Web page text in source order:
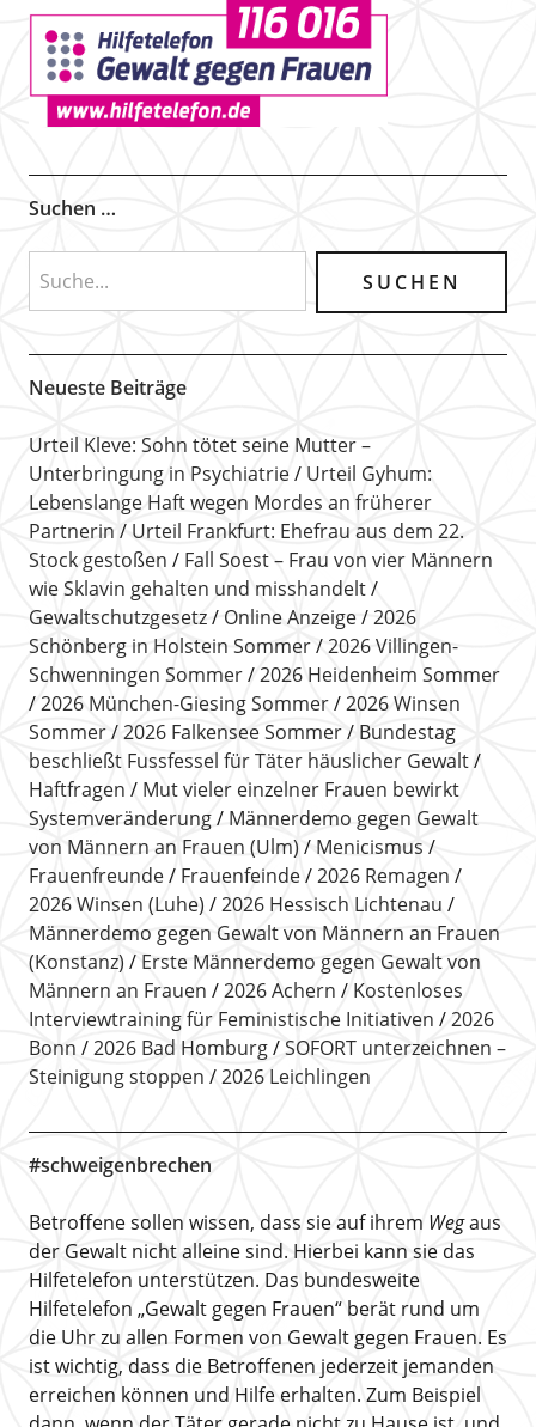
Suchen …
Neueste Beiträge
Urteil Kleve: Sohn tötet seine Mutter –
Unterbringung in Psychiatrie
Urteil Gyhum:
Lebenslange Haft wegen Mordes an früherer
Partnerin
Urteil Frankfurt: Ehefrau aus dem 22.
Stock gestoßen
Fall Soest – Frau von vier Männern
wie Sklavin gehalten und misshandelt
Gewaltschutzgesetz
Online Anzeige
2026
Schönberg in Holstein Sommer
2026 Villingen-
Schwenningen Sommer
2026 Heidenheim Sommer
2026 München-Giesing Sommer
2026 Winsen
Sommer
2026 Falkensee Sommer
Bundestag
beschließt Fussfessel für Täter häuslicher Gewalt
Haftfragen
Mut vieler einzelner Frauen bewirkt
Systemveränderung
Männerdemo gegen Gewalt
von Männern an Frauen (Ulm)
Menicismus
Frauenfreunde
Frauenfeinde
2026 Remagen
2026 Winsen (Luhe)
2026 Hessisch Lichtenau
Männerdemo gegen Gewalt von Männern an Frauen
(Konstanz)
Erste Männerdemo gegen Gewalt von
Männern an Frauen
2026 Achern
Kostenloses
Interviewtraining für Feministische Initiativen
2026
Bonn
2026 Bad Homburg
SOFORT unterzeichnen –
Steinigung stoppen
2026 Leichlingen
#schweigenbrechen
Betroffene sollen wissen, dass sie auf ihrem Wegaus
der Gewalt nicht alleine sind. Hierbei kann sie das
Hilfetelefon unterstützen. Das bundesweite
Hilfetelefon „Gewalt gegen Frauen“ berät rund um
die Uhr zu allen Formen von Gewalt gegen Frauen. Es
ist wichtig, dass die Betroffenen jederzeit jemanden
erreichen können und Hilfe erhalten. Zum Beispiel